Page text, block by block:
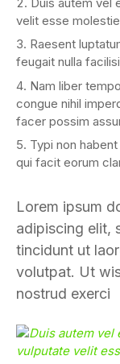
velit esse
Raesent
feugait nulla
Nam liber
congue nihil
facer possim
Typi non
qui facit eorum
Lorem ipsum
adipiscing elit,
tincidunt ut
volutpat. Ut
nostrud exerci